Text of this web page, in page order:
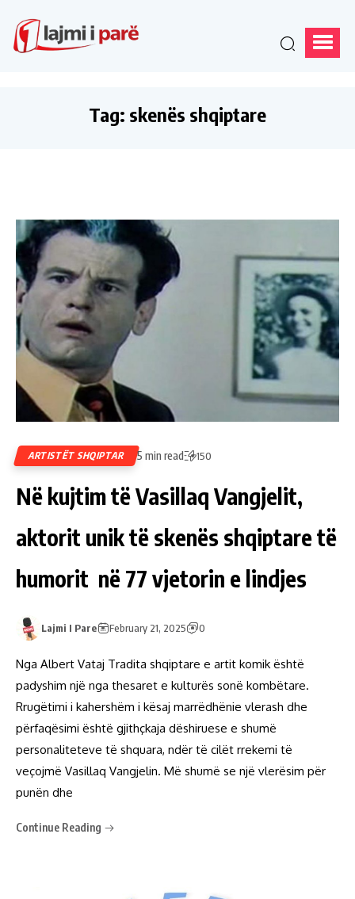
Tag: skenës shqiptare
ARTISTËT SHQIPTAR 5 min read 150
Në kujtim të Vasillaq Vangjelit,
aktorit unik të skenës shqiptare të
humorit në 77 vjetorin e lindjes
Lajmi I Pare February 21, 2025 0
Nga Albert Vataj Tradita shqiptare e artit komik është
padyshim një nga thesaret e kulturës sonë kombëtare.
Rrugëtimi i kahershëm i kësaj marrëdhënie vlerash dhe
përfaqësimi është gjithçkaja dëshiruese e shumë
personaliteteve të shquara, ndër të cilët rrekemi të
veçojmë Vasillaq Vangjelin. Më shumë se një vlerësim për
punën dhe
Continue Reading